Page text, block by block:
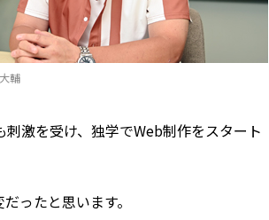
輔
激を受け、独学でWeb制作をスタート
ったと思います。